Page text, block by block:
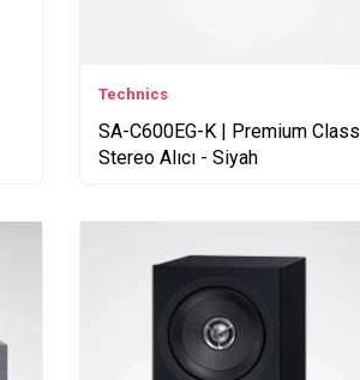
Technics
SA-C600EG-K | Premium Class
Stereo Alıcı - Siyah